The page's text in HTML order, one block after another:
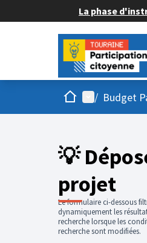
La phase
AccueilMenu
/ Budget
💡
projet
Le formulaire ci-dessous
dynamiquement les
recherche lorsque les
recherche sont modifiées.